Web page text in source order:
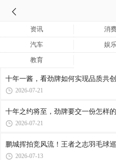
资讯 消
汽车 娱
教育
十年一酱，看劲牌如何实现品质共创
2026-07-21
十年之约将至，劲牌要交一份怎样
2026-07-21
鹏城挥拍竞风流！王者之志羽毛球
2026-07-13